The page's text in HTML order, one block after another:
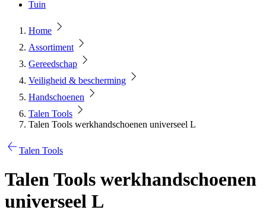
Tuin
Home
Assortiment
Gereedschap
Veiligheid & bescherming
Handschoenen
Talen Tools
Talen Tools werkhandschoenen universeel L
Talen Tools
Talen Tools werkhandschoenen
universeel L